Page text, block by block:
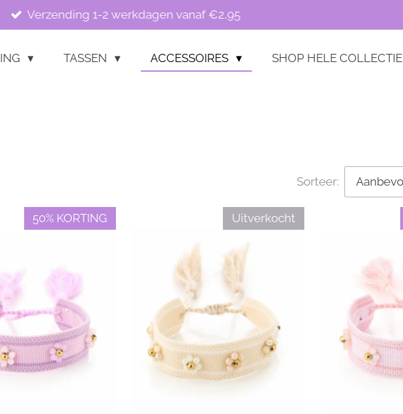
Verzending 1-2 werkdagen vanaf €2,95
TASSEN ACCESSOIRES SHOP HELE COLLECTIE
Sorteer:
50% KORTING Uitverkocht